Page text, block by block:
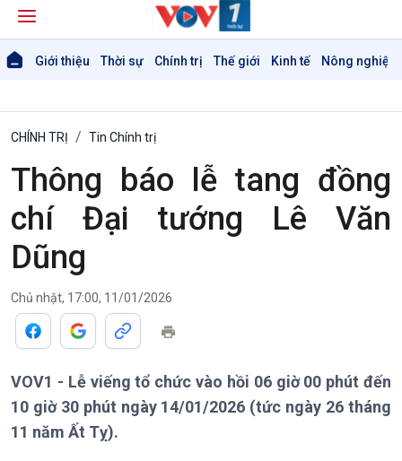
Giới thiệu Thời sự Chính trị Thế giới Kinh tế Nông nghiệp
Giới thiệu
Chuyên mục
Theo dòng Thời sự
CHÍNH TRỊ Tin Chính trị
Thông báo lễ tang đồng
chí Đại tướng Lê Văn
Dũng
Chủ nhật, 17:00, 11/01/2026
VOV1 - Lễ viếng tổ chức vào hồi 06 giờ 00 phút đến
10 giờ 30 phút ngày 14/01/2026 (tức ngày 26 tháng
11 năm Ất Tỵ).